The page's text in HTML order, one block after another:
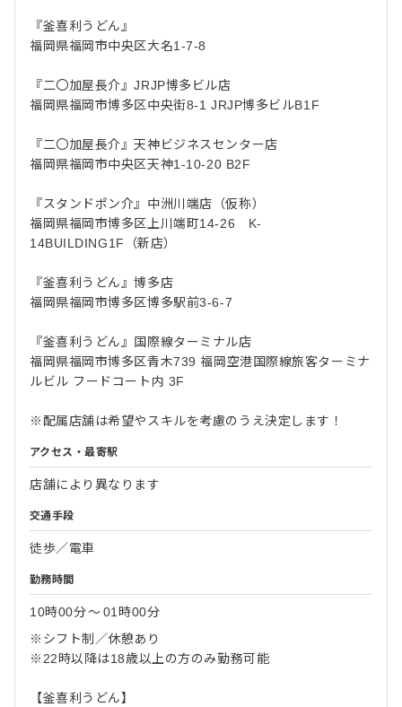
『釜喜利うどん』
福岡県福岡市中央区大名1-7-8
『二〇加屋長介』JRJP博多ビル店
福岡県福岡市博多区中央街8-1 JRJP博多ビルB1F
『二〇加屋長介』天神ビジネスセンター店
福岡県福岡市中央区天神1-10-20 B2F
『スタンドポン介』中洲川端店（仮称）
福岡県福岡市博多区上川端町14-26 K-
14BUILDING1F（新店）
『釜喜利うどん』博多店
福岡県福岡市博多区博多駅前3-6-7
『釜喜利うどん』国際線ターミナル店
福岡県福岡市博多区青木739 福岡空港国際線旅客ターミナ
ルビル フードコート内 3F
※配属店舗は希望やスキルを考慮のうえ決定します！
アクセス・最寄駅
店舗により異なります
交通手段
徒歩／電車
勤務時間
10時00分〜01時00分
※シフト制／休憩あり
※22時以降は18歳以上の方のみ勤務可能
【釜喜利うどん】